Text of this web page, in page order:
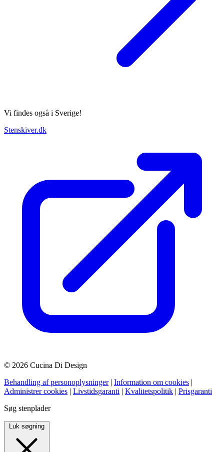
Vi findes også i Sverige!
Stenskiver.dk
© 2026 Cucina Di Design
Behandling af personoplysninger | Information om cookies |
Administrer cookies | Livstidsgaranti | Kvalitetspolitik | Prisgaranti
Søg stenplader
Luk søgning